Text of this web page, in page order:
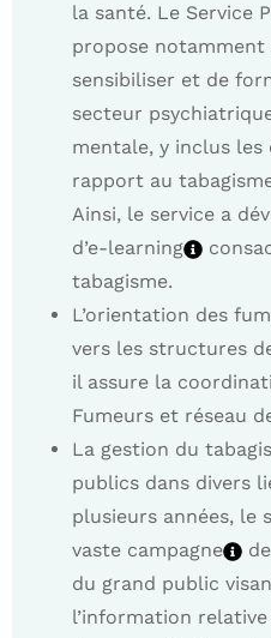
la santé. Le Service
propose notamment
sensibiliser et de
secteur
mentale, y inclus les
rapport au
Ainsi, le service a
d’e-learning
tabagisme.
L’orientation des
vers les structures
il assure la
Fumeurs et réseau
La gestion du
publics dans divers
plusieurs années, le
vaste campagne
du grand public
l’information